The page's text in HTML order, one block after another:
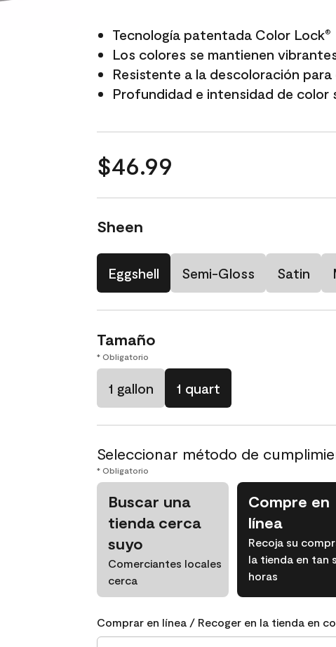
Tecnología patentada Color Lock®
Los colores se mantienen
Resistente a la descoloración
Profundidad e intensidad de color
$46.99
Sheen
Eggshell Semi-Gloss Satin
Tamaño
* Obligatorio
1 gallon 1 quart
Seleccionar método de
* Obligatorio
Buscar una
tienda cerca
suyo
Comerciantes locales
cerca
Compre en
línea
Recoja su
la tienda en tan
horas
Comprar en línea / Recoger en la tienda en